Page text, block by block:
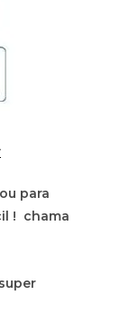
para
! chama